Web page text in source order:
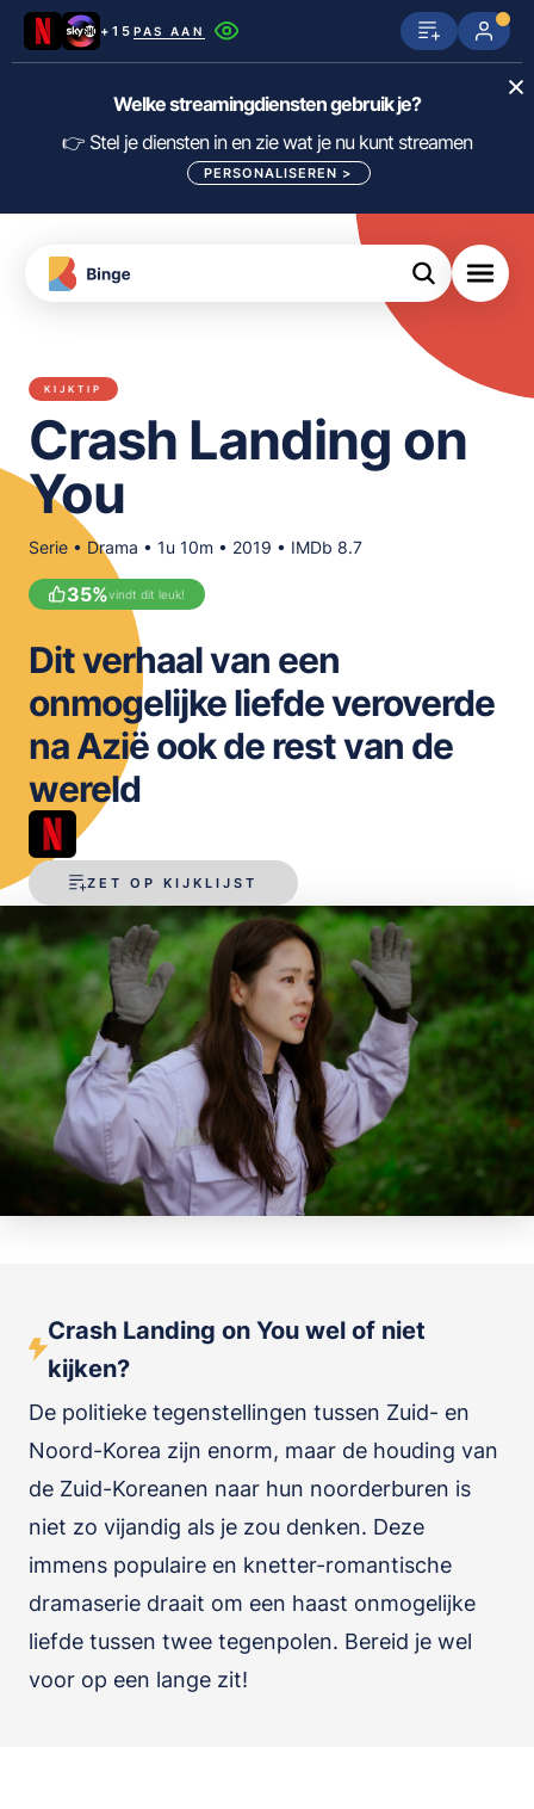
+15 PAS AAN
Netflix SkyShowtime Prime Video
Disney+ Videoland HBO Max
Viaplay Apple TV
KIJK
FILTER FILMS EN SERIES OP MIJN
Welke streamingdiensten gebruik je?
👉 Stel je diensten in en zie wat je nu kunt streamen
PERSONALISEREN >
Download
de
Binge
App
KIJKTIP
Crash Landing on
You
Serie • Drama • 1u 10m • 2019 • IMDb 8.7
35%vindt dit leuk!
ZET OP KIJKLIJST
Dit verhaal van een
onmogelijke liefde veroverde
na Azië ook de rest van de
wereld
Crash Landing on You wel of niet
kijken?
De politieke tegenstellingen tussen Zuid- en
Noord-Korea zijn enorm, maar de houding van
de Zuid-Koreanen naar hun noorderburen is
niet zo vijandig als je zou denken. Deze
immens populaire en knetter-romantische
dramaserie draait om een haast onmogelijke
liefde tussen twee tegenpolen. Bereid je wel
voor op een lange zit!